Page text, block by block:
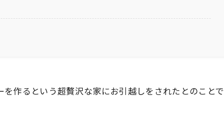
作るという超贅沢な家にお引越しをされたとのことで